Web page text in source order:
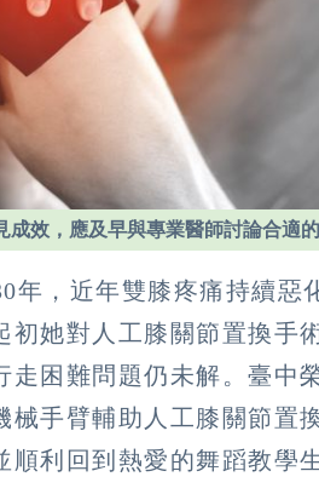
效，應及早與專業醫師討論合適的
年，近年雙膝疼痛持續惡
她對人工膝關節置換手
困難問題仍未解。臺中
械手臂輔助人工膝關節置
利回到熱愛的舞蹈教學